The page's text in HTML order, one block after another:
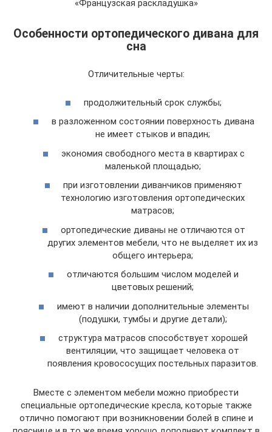
«Французская раскладушка»
Особенности ортопедического дивана для
сна
Отличительные черты:
продолжительный срок службы;
в разложенном состоянии поверхность дивана
не имеет стыков и впадин;
экономия свободного места в квартирах с
маленькой площадью;
при изготовлении диванчиков применяют
технологию изготовления ортопедических
матрасов;
ортопедические диваны не отличаются от
других элементов мебели, что не выделяет их из
общего интерьера;
отличаются большим числом моделей и
цветовых решений;
имеют в наличии дополнительные элементы
(подушки, тумбы и другие детали);
структура матрасов способствует хорошей
вентиляции, что защищает человека от
появления кровососущих постельных паразитов.
Вместе с элементом мебели можно приобрести
специальные ортопедические кресла, которые также
отлично помогают при возникновении болей в спине и